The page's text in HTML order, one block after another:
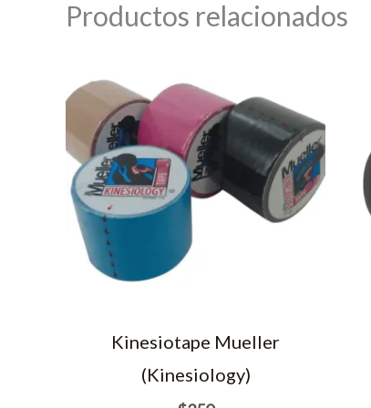
Productos relacionados
Kinesiotape Mueller
(Kinesiology)